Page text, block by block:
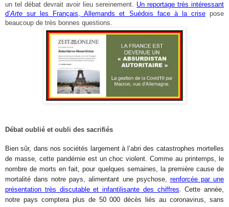
un tel débat devrait avoir lieu sereinement. Un reportage très intéressant
d’Arte sur les Français, Allemands et Suédois face à la crisepose
beaucoup de très bonnes questions.
Débat oublié et oubli des sacrifiés
Bien sûr, dans nos sociétés largement à l’abri des catastrophes mortelles
de masse, cette pandémie est un choc violent. Comme au printemps, le
nombre de morts en fait, pour quelques semaines, la première cause de
mortalité dans notre pays, alimentant une psychose, renforcée par une
présentation très discutable et infantilisante des chiffres. Cette année,
notre pays comptera plus de 50 000 décès liés au coronavirus, sans